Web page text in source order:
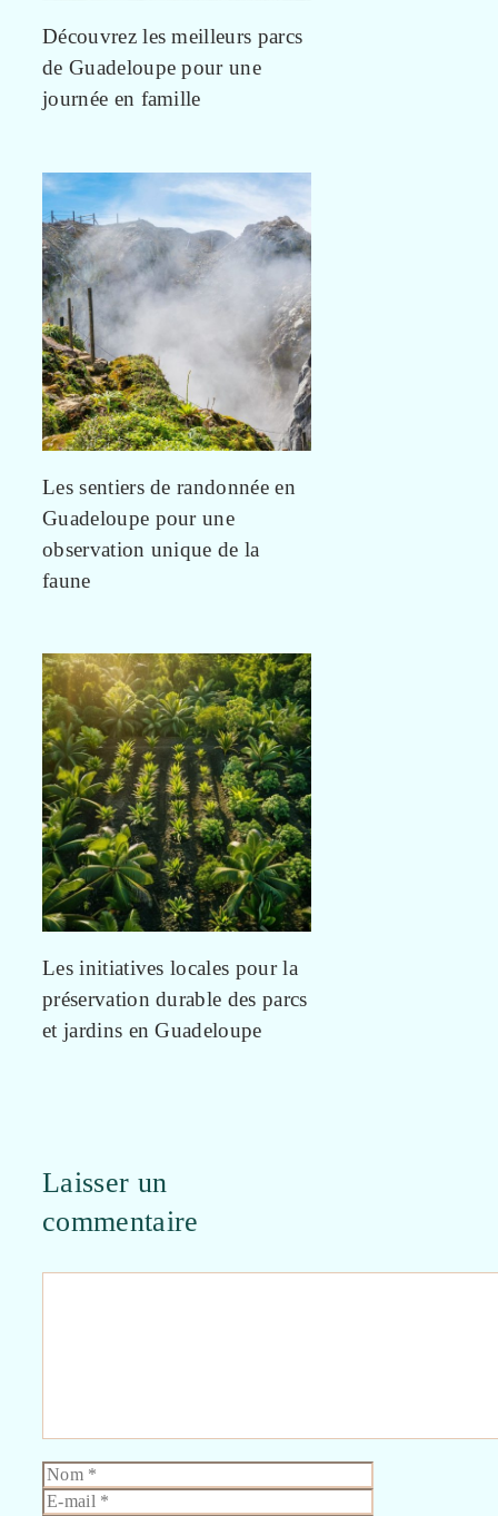
Découvrez les meilleurs parcs
de Guadeloupe pour une
journée en famille
Les sentiers de randonnée en
Guadeloupe pour une
observation unique de la
faune
Les initiatives locales pour la
préservation durable des parcs
et jardins en Guadeloupe
Laisser un
commentaire
Nom
E-